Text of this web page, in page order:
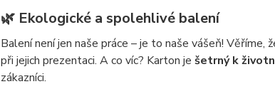
🌿 Ekologické a spolehlivé balení
Balení není jen naše práce – je to naše vášeň! Věříme,
při jejich prezentaci. A co víc? Karton je šetrný k
zákazníci.